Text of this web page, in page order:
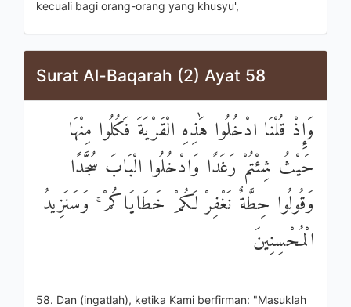
kecuali bagi orang-orang yang khusyu',
Surat Al-Baqarah (2) Ayat 58
وَإِذْ قُلْنَا ادْخُلُوا هَٰذِهِ الْقَرْيَةَ فَكُلُوا مِنْهَا
حَيْثُ شِئْتُمْ رَغَدًا وَادْخُلُوا الْبَابَ سُجَّدًا
وَقُولُوا حِطَّةٌ نَغْفِرْ لَكُمْ خَطَايَاكُمْ ۚ وَسَنَزِيدُ
الْمُحْسِنِينَ
58. Dan (ingatlah), ketika Kami berfirman: "Masuklah